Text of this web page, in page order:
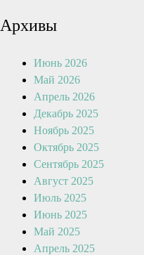
Архивы
Июнь 2026
Май 2026
Апрель 2026
Декабрь 2025
Ноябрь 2025
Октябрь 2025
Сентябрь 2025
Август 2025
Июль 2025
Июнь 2025
Май 2025
Апрель 2025